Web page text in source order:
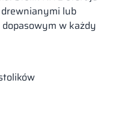
lub
w każdy